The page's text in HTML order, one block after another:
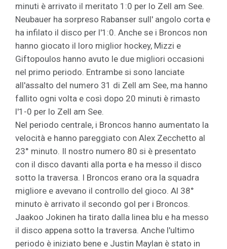
minuti è arrivato il meritato 1:0 per lo Zell am See.
Neubauer ha sorpreso Rabanser sull' angolo corta e
ha infilato il disco per l'1:0. Anche se i Broncos non
hanno giocato il loro miglior hockey, Mizzi e
Giftopoulos hanno avuto le due migliori occasioni
nel primo periodo. Entrambe si sono lanciate
all'assalto del numero 31 di Zell am See, ma hanno
fallito ogni volta e così dopo 20 minuti è rimasto
l'1-0 per lo Zell am See.
Nel periodo centrale, i Broncos hanno aumentato la
velocità e hanno pareggiato con Alex Zecchetto al
23° minuto. Il nostro numero 80 si è presentato
con il disco davanti alla porta e ha messo il disco
sotto la traversa. I Broncos erano ora la squadra
migliore e avevano il controllo del gioco. Al 38°
minuto è arrivato il secondo gol per i Broncos.
Jaakoo Jokinen ha tirato dalla linea blu e ha messo
il disco appena sotto la traversa. Anche l'ultimo
periodo è iniziato bene e Justin Maylan è stato in